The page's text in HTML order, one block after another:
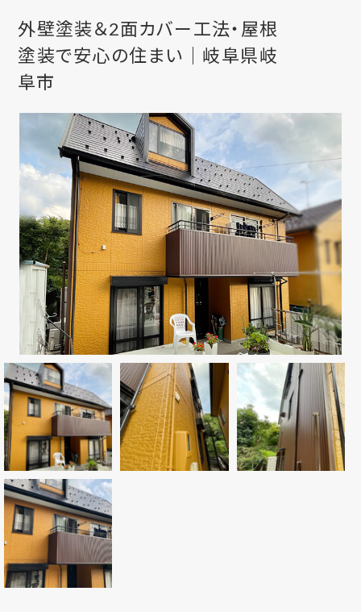
外壁塗装＆2面カバー工法・屋根
塗装で安心の住まい｜岐阜県岐
阜市